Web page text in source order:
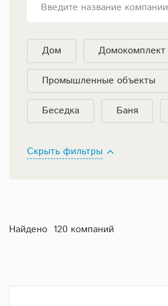
Введите название компании
Дом Домокомплект
Промышленные объекты
Беседка Баня
Скрыть фильтры
Найдено 120 компаний